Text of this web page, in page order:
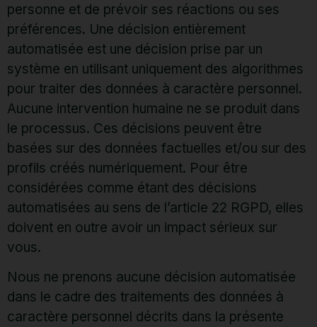
personne et de prévoir ses réactions ou ses
préférences. Une décision entièrement
automatisée est une décision prise par un
système en utilisant uniquement des algorithmes
pour traiter des données à caractère personnel.
Aucune intervention humaine ne se produit dans
le processus. Ces décisions peuvent être
basées sur des données factuelles et/ou sur des
profils créés numériquement. Pour être
considérées comme étant des décisions
automatisées au sens de l’article 22 RGPD, elles
doivent en outre avoir un impact sérieux sur
vous.
Nous ne prenons aucune décision automatisée
dans le cadre des traitements des données à
caractère personnel décrits dans la présente